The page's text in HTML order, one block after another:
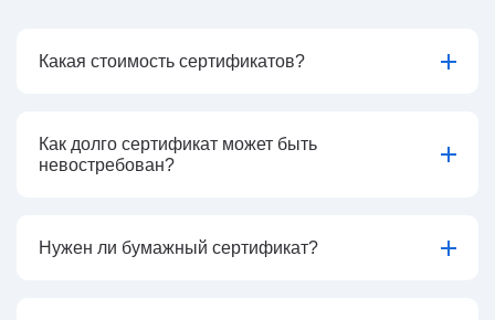
Какая стоимость сертификатов?
Как долго сертификат может быть
невостребован?
Нужен ли бумажный сертификат?